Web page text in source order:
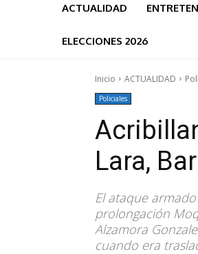
ACTUALIDAD
ELECCIONES 2026
Inicio ACTUALIDAD
Policiales
Lara,
El ataque
prolongación
Alzamora
cuando era